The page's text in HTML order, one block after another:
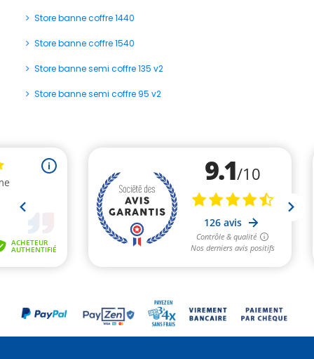
Store banne coffre 1440
Store banne coffre 1540
Store banne semi coffre 135 v2
Store banne semi coffre 95 v2